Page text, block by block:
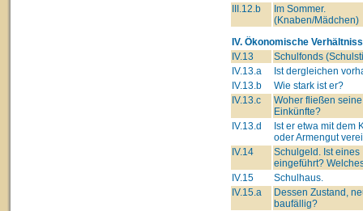
III.12.b
Im Sommer.
(Knaben/Mädchen)
IV. Ökonomische
IV.13
Schulfonds
IV.13.a
Ist dergleichen
IV.13.b
Wie stark ist er?
IV.13.c
Woher fließen seine
Einkünfte?
IV.13.d
Ist er etwa mit dem
oder Armengut
IV.14
Schulgeld. Ist eines
eingeführt?
IV.15
Schulhaus.
IV.15.a
Dessen Zustand,
baufällig?